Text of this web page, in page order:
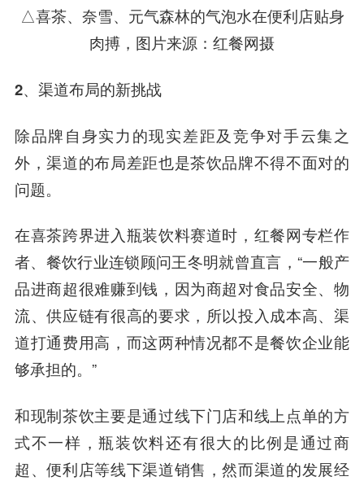
△喜茶、奈雪、元气森林的气泡水在便利店贴身
肉搏，图片来源：红餐网摄
2、渠道布局的新挑战
除品牌自身实力的现实差距及竞争对手云集之
外，渠道的布局差距也是茶饮品牌不得不面对的
问题。
在喜茶跨界进入瓶装饮料赛道时，红餐网专栏作
者、餐饮行业连锁顾问王冬明就曾直言，“一般产
品进商超很难赚到钱，因为商超对食品安全、物
流、供应链有很高的要求，所以投入成本高、渠
道打通费用高，而这两种情况都不是餐饮企业能
够承担的。”
和现制茶饮主要是通过线下门店和线上点单的方
式不一样，瓶装饮料还有很大的比例是通过商
超、便利店等线下渠道销售，然而渠道的发展经